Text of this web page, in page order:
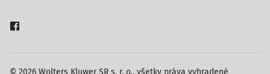
© 2026 Wolters Kluwer SR s. r. o., všetky práva vyhradené